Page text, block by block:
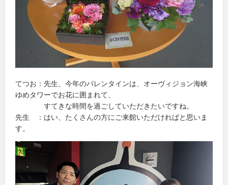
てつお：先生、今年のバレンタインは、オーヴィジョン海峡
ゆめタワーでお花に囲まれて、
すてきな時間を過ごしていただきたいですね。
先生 ：はい、たくさんの方にご来館いただければと思いま
す。